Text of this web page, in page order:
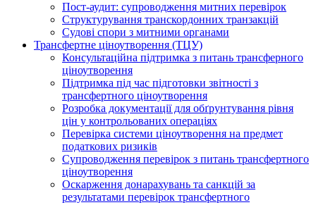
Пост-аудит: супроводження митних перевірок
Структурування транскордонних транзакцій
Судові спори з митними органами
Трансфертне ціноутворення (ТЦУ)
Консультаційна підтримка з питань трансферного
ціноутворення
Підтримка під час підготовки звітності з
трансфертного ціноутворення
Розробка документації для обґрунтування рівня
цін у контрольованих операціях
Перевірка системи ціноутворення на предмет
податкових ризиків
Супроводження перевірок з питань трансфертного
ціноутворення
Оскарження донарахувань та санкцій за
результатами перевірок трансфертного